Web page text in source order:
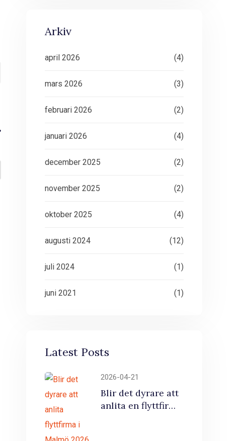
Arkiv
april 2026 (4)
mars 2026 (3)
februari 2026 (2)
januari 2026 (4)
december 2025 (2)
november 2025 (2)
oktober 2025 (4)
augusti 2024 (12)
juli 2024 (1)
juni 2021 (1)
Latest Posts
2026-04-21
Blir det dyrare att
anlita en flyttfirma